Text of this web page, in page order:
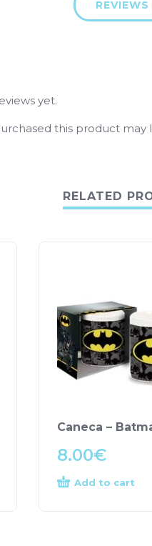
yet.
this product may
RELATED
Caneca –
8.00€
Add to cart